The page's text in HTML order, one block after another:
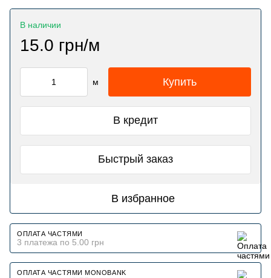
В наличии
15.0 грн/м
м Купить
В кредит
Быстрый заказ
В избранное
ОПЛАТА ЧАСТЯМИ
3 платежа по 5.00 грн
ОПЛАТА ЧАСТЯМИ MONOBANK